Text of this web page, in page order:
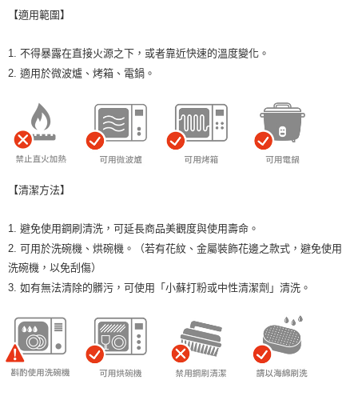
【適用範圍】
1. 不得暴露在直接火源之下，或者靠近快速的溫度變化。
2. 適用於微波爐、烤箱、電鍋。
【清潔方法】
1. 避免使用鋼刷清洗，可延長商品美觀度與使用壽命。
2. 可用於洗碗機、烘碗機。（若有花紋、金屬裝飾花邊之款式，避免使用
洗碗機，以免刮傷）
3. 如有無法清除的髒污，可使用「小蘇打粉或中性清潔劑」清洗。